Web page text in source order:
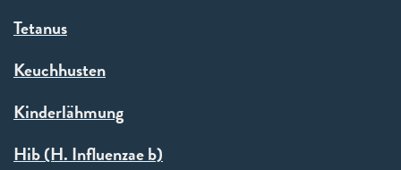
Tetanus
Keuchhusten
Kinderlähmung
Hib (H. Influenzae b)